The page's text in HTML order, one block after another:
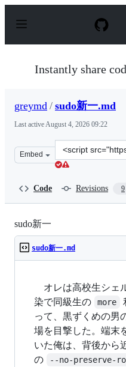
p
Instantly share
greymd / sudo新一.md
Last activeAugust 4, 2026 09:22
Embed
Clone
this
Code Revisions 9
sudo新一
sudo新一.md
オレは高校生シェ
染で同級生の
more
って、黒ずくめの男
場を目撃した。端末
いた俺は、背後から
の
--no-preserve-